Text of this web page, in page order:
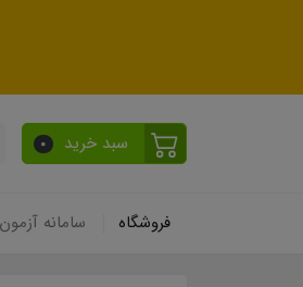
سبد خرید 0
فروشگاه سامانه